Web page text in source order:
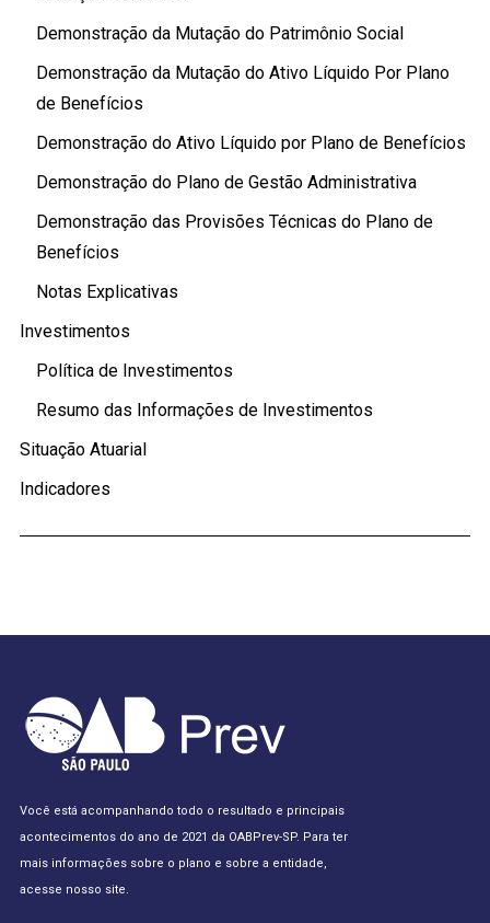
Demonstração da Mutação do Patrimônio Social
Demonstração da Mutação do Ativo Líquido Por Plano
de Benefícios
Demonstração do Ativo Líquido por Plano de Benefícios
Demonstração do Plano de Gestão Administrativa
Demonstração das Provisões Técnicas do Plano de
Benefícios
Notas Explicativas
Investimentos
Política de Investimentos
Resumo das Informações de Investimentos
Situação Atuarial
Indicadores
Você está acompanhando todo o resultado e principais
acontecimentos do ano de 2021 da OABPrev-SP. Para ter
mais informações sobre o plano e sobre a entidade,
acesse nosso site.